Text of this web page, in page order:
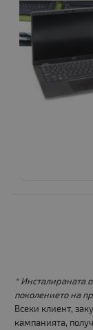
* Инсталираната
поколението на
Всеки клиент,
кампанията,